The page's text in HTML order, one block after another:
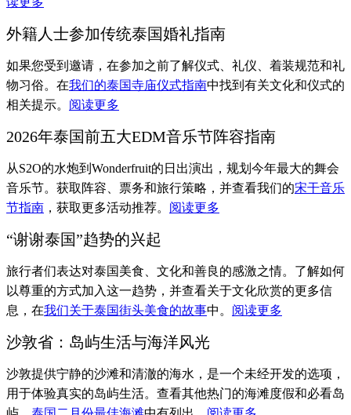
外籍人士参加传统泰国婚礼指南
如果您受到邀请，在参加之前了解仪式、礼仪、着装规范和礼
物习俗。在我们的泰国寺庙仪式指南中找到有关文化和仪式的
相关提示。 阅读更多
2026年泰国前五大EDM音乐节阵容指南
从S2O的水炮到Wonderfruit的日出演出，规划今年最大的舞会
音乐节。获取阵容、票务和旅行策略，并查看我们的宋干音乐
节指南 ，获取更多活动推荐。 阅读更多
“谢谢泰国”趋势的兴起
旅行者们表达对泰国美食、文化和善良的感激之情。了解如何
以尊重的方式加入这一趋势，并查看关于文化欣赏的更多信
息，在我们关于泰国街头美食的故事中。 阅读更多
沙敦省：岛屿生活与海洋风光
沙敦提供宁静的沙滩和清澈的海水，是一个未经开发的选项，
用于体验真实的岛屿生活。查看其他热门的海滩度假和必看岛